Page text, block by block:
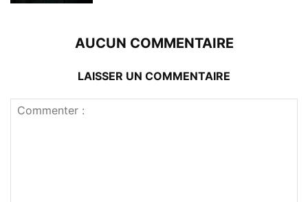
AUCUN COMMENTAIRE
LAISSER UN COMMENTAIRE